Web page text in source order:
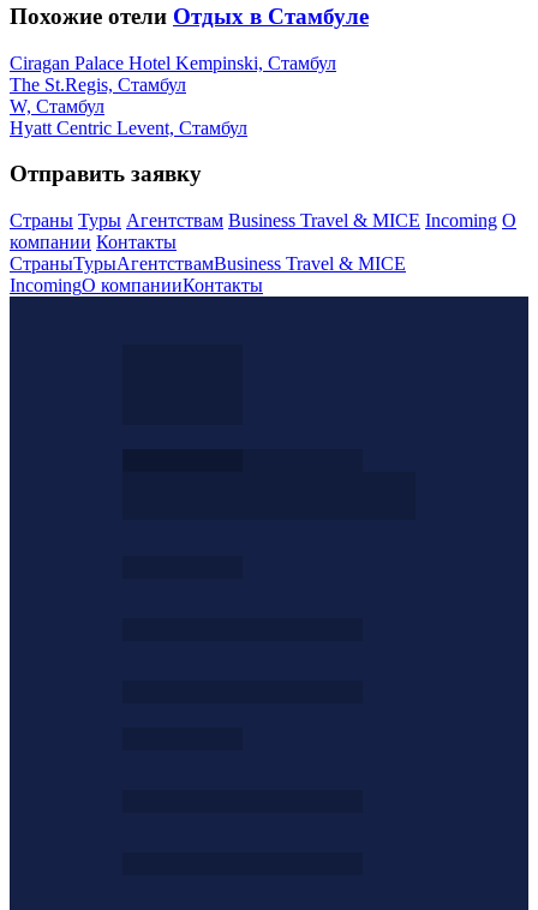
Похожие отели Отдых в Стамбуле
Ciragan Palace Hotel Kempinski, Стамбул
The St.Regis, Стамбул
W, Стамбул
Hyatt Centric Levent, Стамбул
Отправить заявку
Страны Туры Агентствам Business Travel & MICE Incoming О
компании Контакты
СтраныТурыАгентствамBusiness Travel & MICE
IncomingО компанииКонтакты